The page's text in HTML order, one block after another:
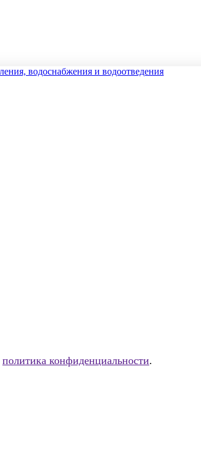
политика конфиденциальности.